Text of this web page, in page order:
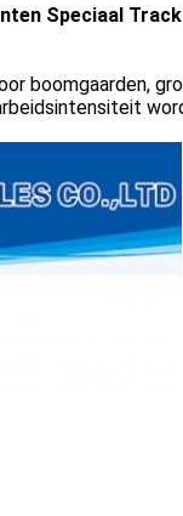
Speciaal
boomgaarden,